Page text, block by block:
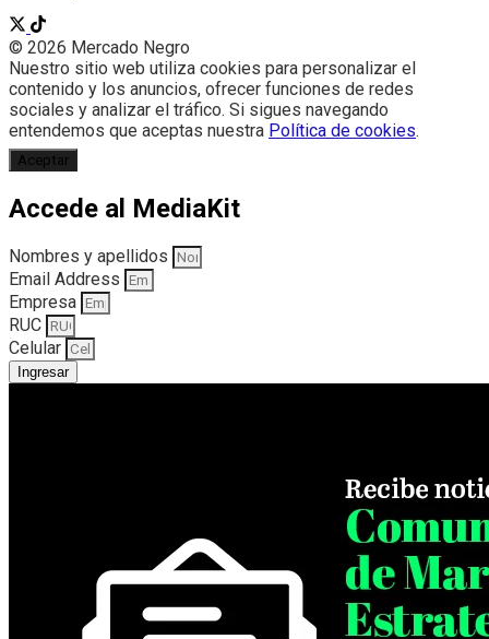
© 2026 Mercado Negro
Nuestro sitio web utiliza cookies para personalizar el
contenido y los anuncios, ofrecer funciones de redes
sociales y analizar el tráfico. Si sigues navegando
entendemos que aceptas nuestra Política de cookies.
Aceptar
Accede al MediaKit
Nombres y apellidos
Email Address
Empresa
RUC
Celular
Ingresar